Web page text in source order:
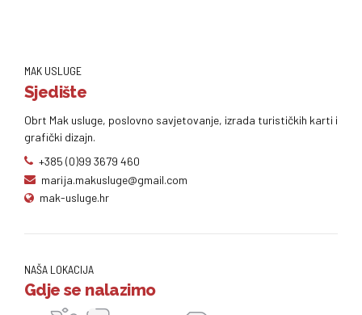
MAK USLUGE
Sjedište
Obrt Mak usluge, poslovno savjetovanje, izrada turističkih karti i
grafički dizajn.
+385 (0)99 3679 460
marija.makusluge@gmail.com
mak-usluge.hr
NAŠA LOKACIJA
Gdje se nalazimo